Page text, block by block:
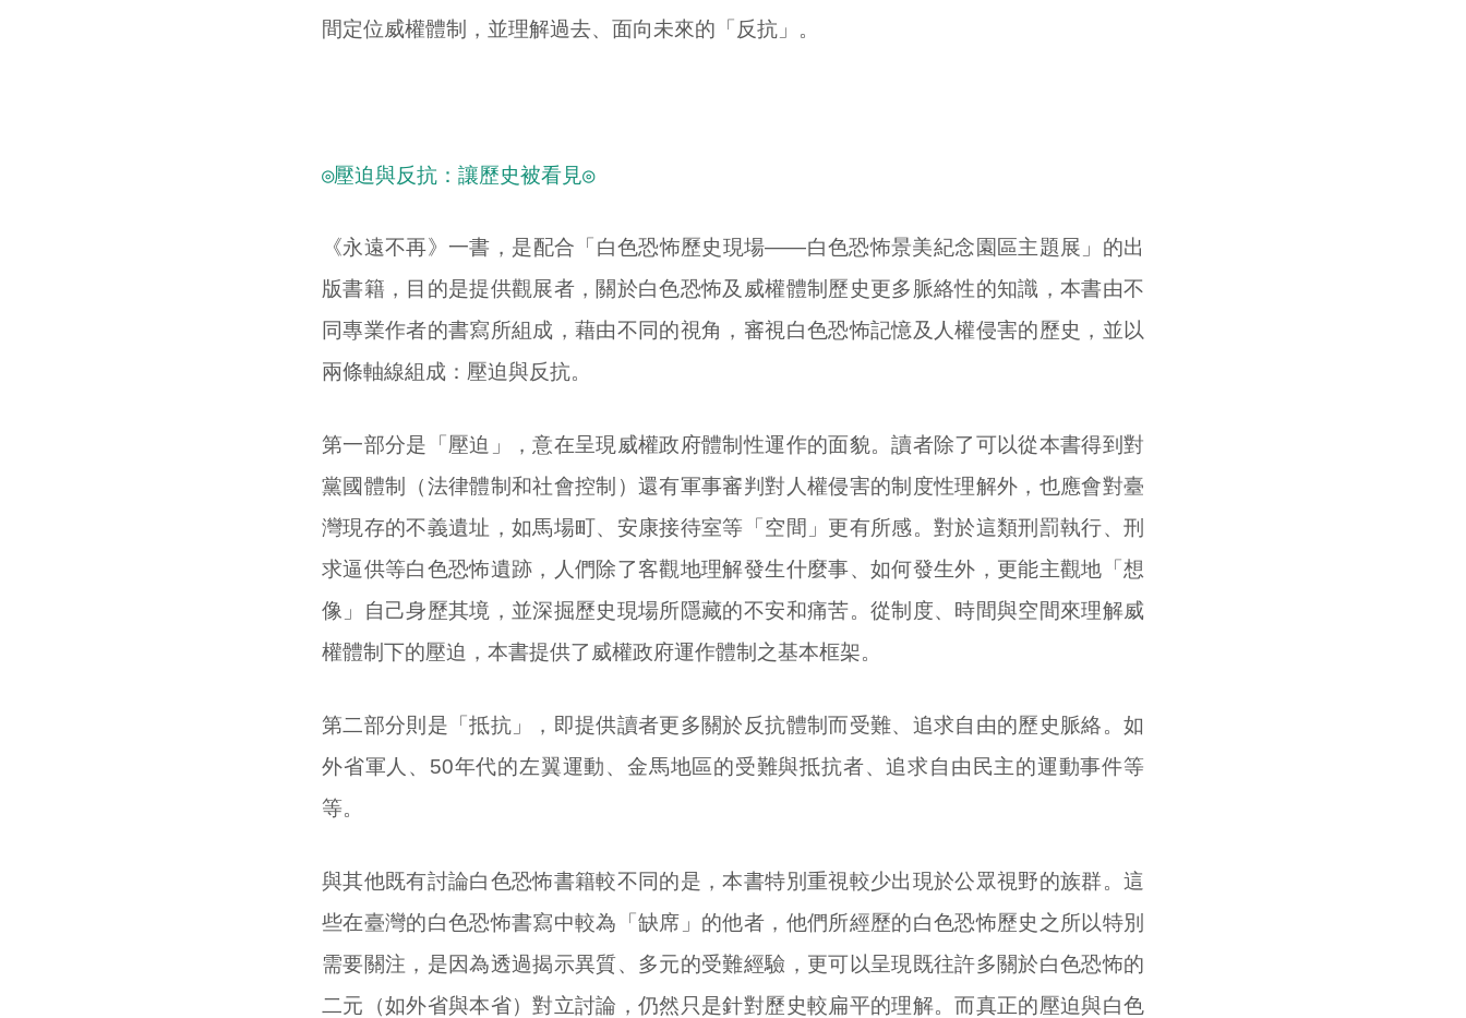
間定位威權體制，並理解過去、面向未來的「反抗」。
◎壓迫與反抗：讓歷史被看見◎
《永遠不再》一書，是配合「白色恐怖歷史現場——白色恐怖景美紀念園區主題展」的出
版書籍，目的是提供觀展者，關於白色恐怖及威權體制歷史更多脈絡性的知識，本書由不
同專業作者的書寫所組成，藉由不同的視角，審視白色恐怖記憶及人權侵害的歷史，並以
兩條軸線組成：壓迫與反抗。
第一部分是「壓迫」，意在呈現威權政府體制性運作的面貌。讀者除了可以從本書得到對
黨國體制（法律體制和社會控制）還有軍事審判對人權侵害的制度性理解外，也應會對臺
灣現存的不義遺址，如馬場町、安康接待室等「空間」更有所感。對於這類刑罰執行、刑
求逼供等白色恐怖遺跡，人們除了客觀地理解發生什麼事、如何發生外，更能主觀地「想
像」自己身歷其境，並深掘歷史現場所隱藏的不安和痛苦。從制度、時間與空間來理解威
權體制下的壓迫，本書提供了威權政府運作體制之基本框架。
第二部分則是「抵抗」，即提供讀者更多關於反抗體制而受難、追求自由的歷史脈絡。如
外省軍人、50年代的左翼運動、金馬地區的受難與抵抗者、追求自由民主的運動事件等
等。
與其他既有討論白色恐怖書籍較不同的是，本書特別重視較少出現於公眾視野的族群。這
些在臺灣的白色恐怖書寫中較為「缺席」的他者，他們所經歷的白色恐怖歷史之所以特別
需要關注，是因為透過揭示異質、多元的受難經驗，更可以呈現既往許多關於白色恐怖的
二元（如外省與本省）對立討論，仍然只是針對歷史較扁平的理解。而真正的壓迫與白色